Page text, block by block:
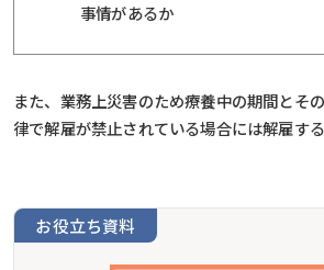
事情があるか
また、業務上災害のため療養中の期間とそ
律で解雇が禁止されている場合には解雇す
お役立ち資料